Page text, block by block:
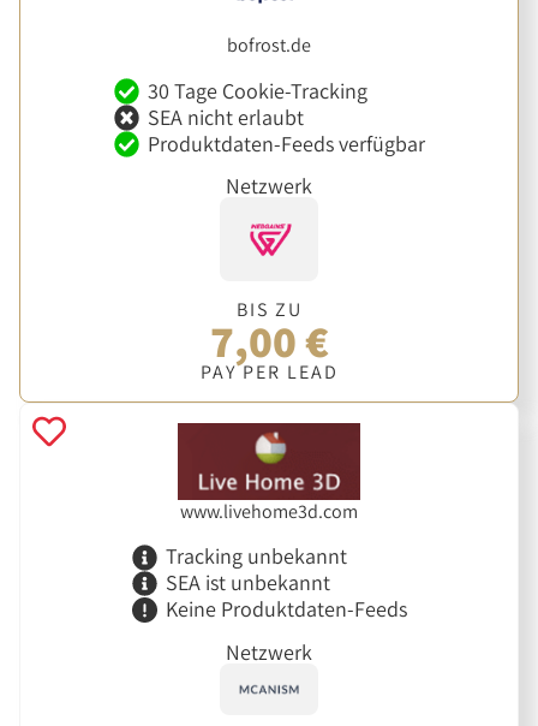
bofrost.de
30 Tage Cookie-Tracking
SEA nicht erlaubt
Produktdaten-Feeds verfügbar
Netzwerk
BIS ZU
7,00 €
PAY PER LEAD
www.livehome3d.com
Tracking unbekannt
SEA ist unbekannt
Keine Produktdaten-Feeds
Netzwerk